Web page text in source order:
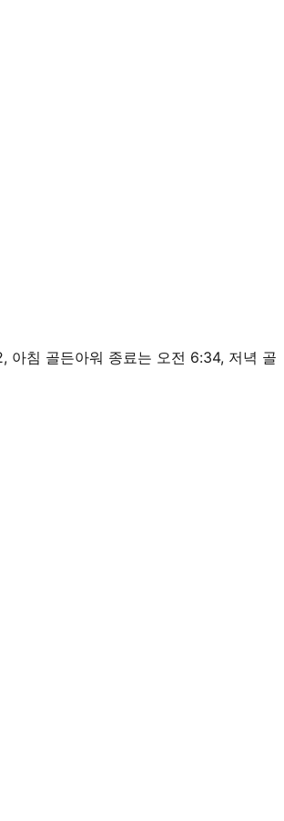
침 골든아워 종료는 오전 6:34, 저녁 골